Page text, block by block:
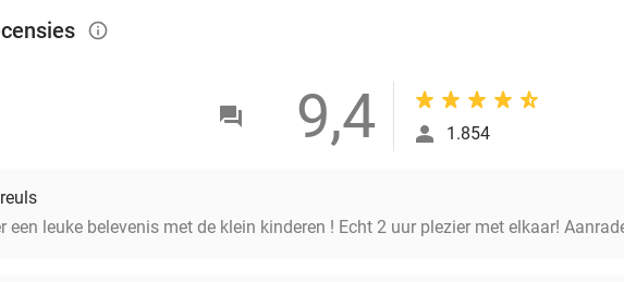
info_outlined
9,4 1.854
een leuke belevenis met de klein kinderen ! Echt 2 uur plezier met elkaar!